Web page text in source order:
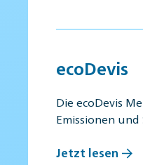
ecoDevis
Die ecoDevis
Emissionen
Jetzt lesen